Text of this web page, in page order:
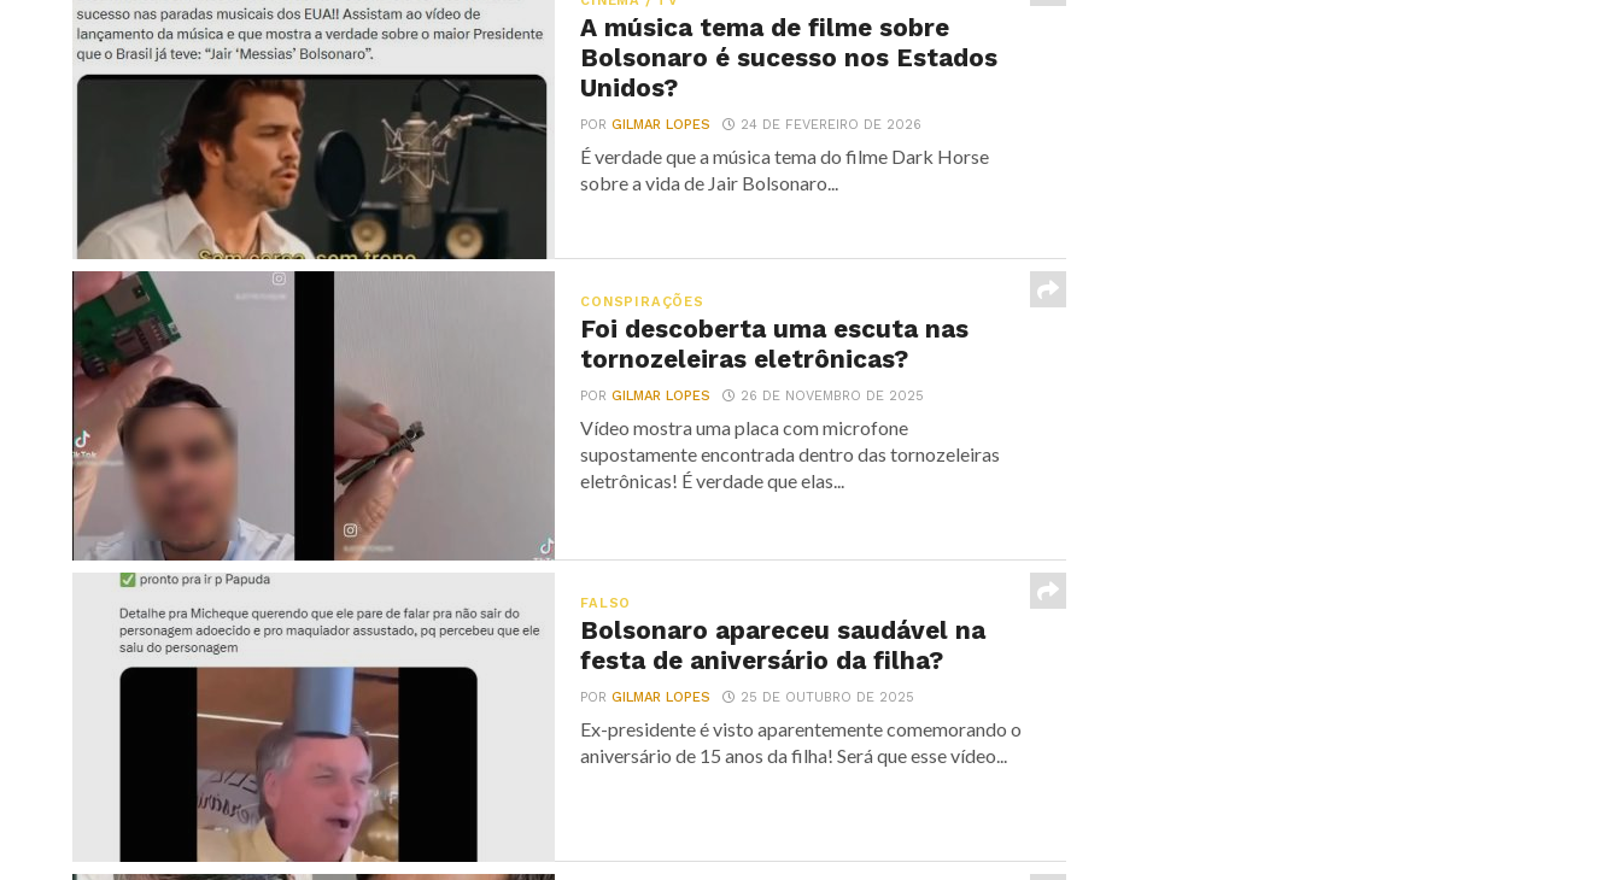
A música tema de filme sobre
Bolsonaro é sucesso nos Estados
Unidos?
PORGILMAR LOPES 24 DE FEVEREIRO DE 2026
É verdade que a música tema do filme Dark Horse
sobre a vida de Jair Bolsonaro...
CONSPIRAÇÕES
Foi descoberta uma escuta nas
tornozeleiras eletrônicas?
PORGILMAR LOPES 26 DE NOVEMBRO DE 2025
Vídeo mostra uma placa com microfone
supostamente encontrada dentro das tornozeleiras
eletrônicas! É verdade que elas...
FALSO
Bolsonaro apareceu saudável na
festa de aniversário da filha?
PORGILMAR LOPES 25 DE OUTUBRO DE 2025
Ex-presidente é visto aparentemente comemorando o
aniversário de 15 anos da filha! Será que esse vídeo...